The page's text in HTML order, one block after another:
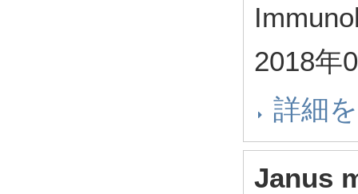
2018年
詳細
Janus